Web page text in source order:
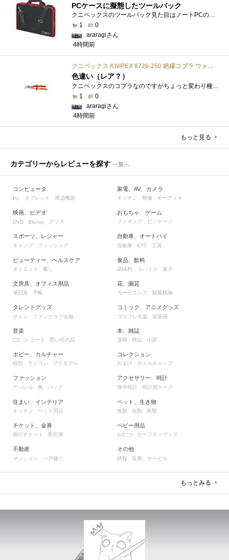
PCケースに擬態したツールバック
クニペックスのツールバック見た目はノートPCのバックみたい。中には工具を入れるポケットや工具を固定するゴムバンドが付いています。
1
0
araragiさん
4時間前
クニペックス KNIPEX 8726-250 絶縁コブラ ウォーターポンププライヤー 1000V
色違い（レア？）
クニペックスのコブラなのですがちょっと変わり種の電気工事用の絶縁コブラになります。グリップ部分が絶縁仕様になっているだけで普通の用�...
1
0
araragiさん
4時間前
もっと見る
カテゴリーからレビューを探す 一覧へ
コンピュータ
PC タブレット 周辺機器
映画、ビデオ
DVD Blu-ray グッズ
スポーツ、レジャー
キャンプ フィッシング
ビューティー、ヘルスケア
ダイエット 癒し
文房具、オフィス用品
筆記具 手帳
タレントグッズ
サイン ファンクラブ会報
家電、AV、カメラ
キッチン 映像 オーディオ
おもちゃ、ゲーム
フィギュア ビンテージ
自動車、オートバイ
自動車 ETC 工具
食品、飲料
調味料、スパイス 菓子
花、園芸
ガーデニング 観葉植物
コミック、アニメグッズ
コスプレ衣装 直筆画
音楽
CD レコード 思い出の品
ホビー、カルチャー
模型 ラジコン プラモデル
ファッション
アパレル 靴 バッグ
住まい、インテリア
キッチン ペット用品
チケット、金券
興行チケット 割引券
不動産
マンション 一戸建て
本、雑誌
漫画 雑誌 小説
コレクション
おまけ ボトルキャップ
アクセサリー、時計
懐中時計 時計用ケース
ペット、生き物
魚類 虫類 鳥類
ベビー用品
おむつ セーフティグッズ
その他
情報 役務、サービス
もっとみる